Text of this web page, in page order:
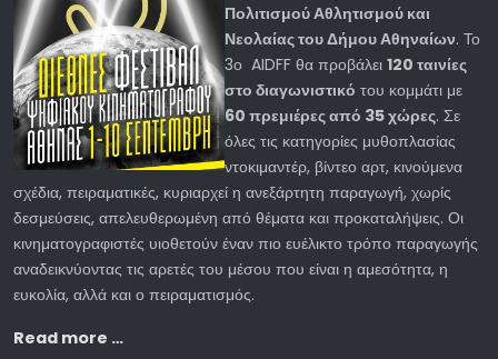
Πολιτισμού Αθλητισμού και
Νεολαίας του Δήμου Αθηναίων. Το
3ο AIDFF θα προβάλει 120 ταινίες
στο διαγωνιστικό του κομμάτι με
60 πρεμιέρες από 35 χώρες. Σε
όλες τις κατηγορίες μυθοπλασίας
ντοκιμαντέρ, βίντεο αρτ, κινούμενα
σχέδια, πειραματικές, κυριαρχεί η ανεξάρτητη παραγωγή, χωρίς
δεσμεύσεις, απελευθερωμένη από θέματα και προκαταλήψεις. Οι
κινηματογραφιστές υιοθετούν έναν πιο ευέλικτο τρόπο παραγωγής
αναδεικνύοντας τις αρετές του μέσου που είναι η αμεσότητα, η
ευκολία, αλλά και ο πειραματισμός.
Read more …